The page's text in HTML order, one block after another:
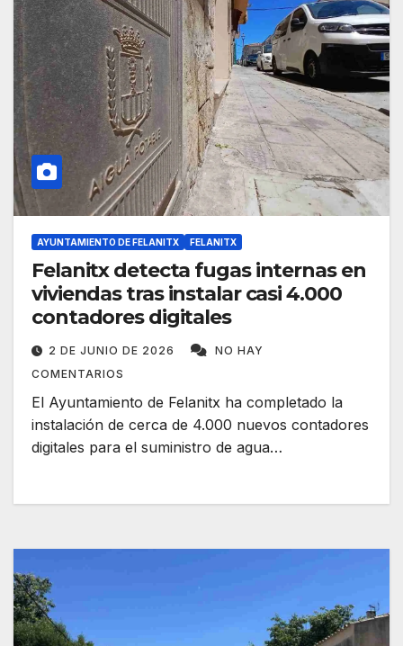
AYUNTAMIENTO DE FELANITX FELANITX
Felanitx detecta fugas internas en
viviendas tras instalar casi 4.000
contadores digitales
2 DE JUNIO DE 2026
NO HAY
COMENTARIOS
El Ayuntamiento de Felanitx ha completado la
instalación de cerca de 4.000 nuevos contadores
digitales para el suministro de agua…